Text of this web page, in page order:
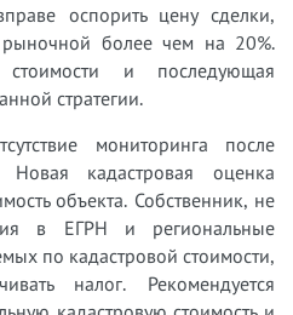
оспорить цену сделки,
рыночной более чем на 20%.
стоимости и последующая
стратегии.
мониторинга после
Новая кадастровая оценка
объекта. Собственник, не
в ЕГРН и региональные
по кадастровой стоимости,
налог. Рекомендуется